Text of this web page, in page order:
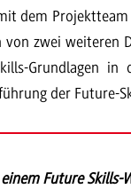
dem
zwei weiteren
Grundlagen
der Future-
Future